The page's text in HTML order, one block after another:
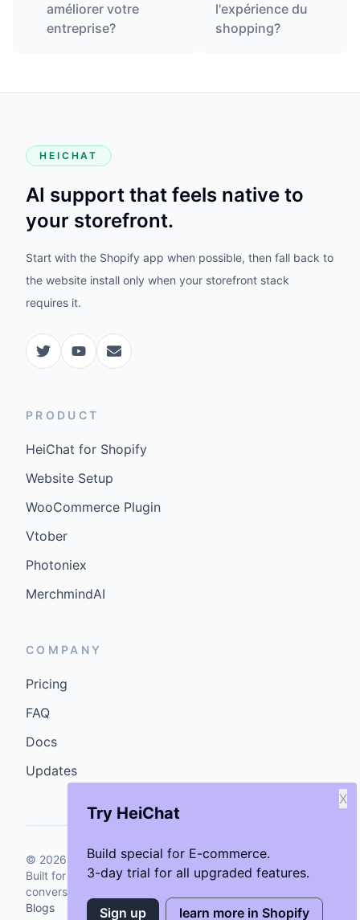
Try HeiChat
Build special for E-commerce.
3-day trial for all upgraded features.
X
Sign up learn more in Shopify
améliorer votre
entreprise?
l'expérience du
shopping?
HEICHAT
AI support that feels native to
your storefront.
Start with the Shopify app when possible, then fall back to
the website install only when your storefront stack
requires it.
PRODUCT
HeiChat for Shopify
Website Setup
WooCommerce Plugin
Vtober
Photoniex
MerchmindAI
COMPANY
Pricing
FAQ
Docs
Updates
© 2026 GenCybers Inc. All rights reserved.
Built for storefronts that want faster answers and cleaner
conversions.
Blogs